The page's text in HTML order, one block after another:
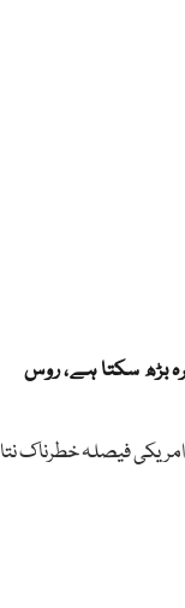
بڑھ سکتا ہے، روس
فیصلہ خطرناک